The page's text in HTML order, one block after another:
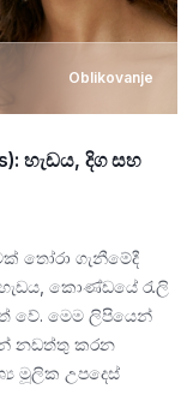
Oblikovanje
හැඩය, දිග සහ
තෝරා ගැනීමේදී
කොණ්ඩයේ රැලි
වේ. මෙම ලිපියෙන්
නඩත්තු කරන
මූලික උපදෙස්